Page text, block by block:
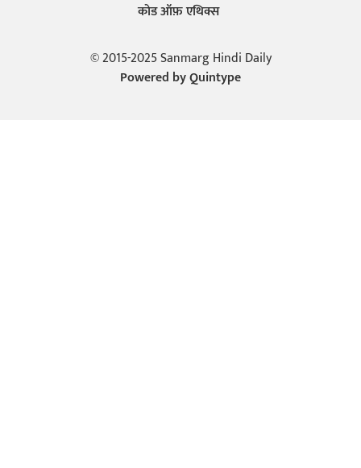
कोड ऑफ़ एथिक्स
© 2015-2025 Sanmarg Hindi Daily
Powered byQuintype